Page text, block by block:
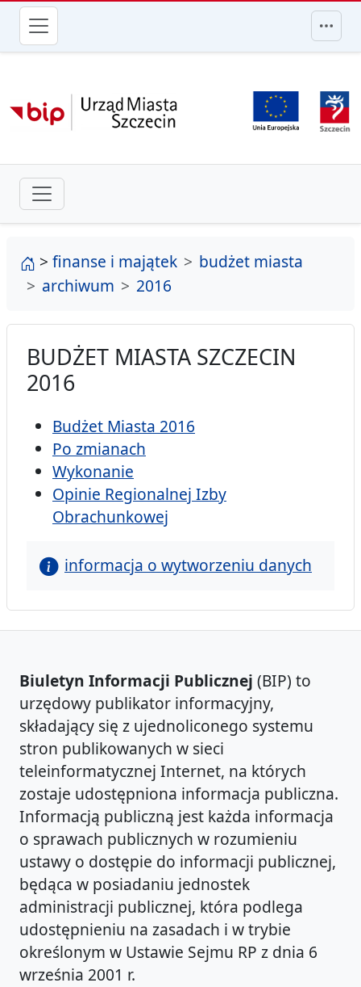
przejdź do głównego menu
strona główna
> finanse i majątek
budżet miasta
archiwum
2016
BUDŻET MIASTA SZCZECIN
2016
Budżet Miasta 2016
Po zmianach
Wykonanie
Opinie Regionalnej Izby
Obrachunkowej
informacja o wytworzeniu danych
Biuletyn Informacji Publicznej (BIP) to
urzędowy publikator informacyjny,
składający się z ujednoliconego systemu
stron publikowanych w sieci
teleinformatycznej Internet, na których
zostaje udostępniona informacja publiczna.
Informacją publiczną jest każda informacja
o sprawach publicznych w rozumieniu
ustawy o dostępie do informacji publicznej,
będąca w posiadaniu jednostek
administracji publicznej, która podlega
udostępnieniu na zasadach i w trybie
określonym w Ustawie Sejmu RP z dnia 6
września 2001 r.